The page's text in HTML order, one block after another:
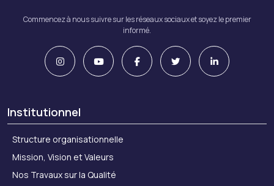
Commencez à nous suivre sur les réseaux sociaux et soyez le premier
informé.
Institutionnel
Structure organisationnelle
Mission, Vision et Valeurs
Nos Travaux sur la Qualité